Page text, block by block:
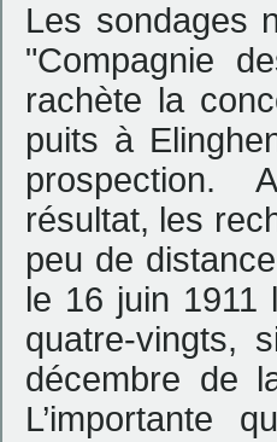
Les sondages
"Compagnie
rachète la
puits à
prospection.
résultat, les
peu de
le 16 juin 1911
quatre-vingts,
décembre de
L’importante